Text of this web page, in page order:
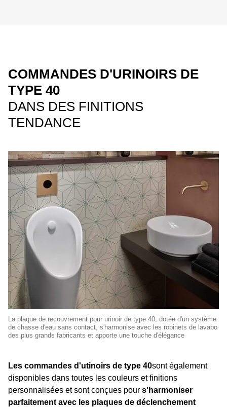
COMMANDES D'URINOIRS DE
TYPE 40
DANS DES FINITIONS
TENDANCE
La plaque de recouvrement pour urinoir de type 40, dotée d'un système
de chasse d'eau sans contact, s'harmonise avec les robinets de lavabo
des plus grands fabricants et apporte une touche d'élégance
Les commandes d'utinoirs de type 40sont également
disponibles dans toutes les couleurs et finitions
personnalisées et sont conçues pour s'harmoniser
parfaitement avec les plaques de déclenchement